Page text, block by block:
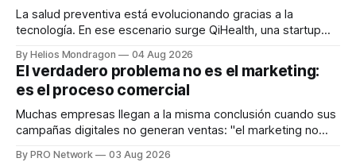
La salud preventiva está evolucionando gracias a la
tecnología. En ese escenario surge QiHealth, una startup
dispositivos inteligentes, inteligencia artificial y monitoreo
en tiempo real para ayudar a las personas a tomar mejores
decisiones sobre su salud metabólica. Su propuesta busca
responder
By Helios Mondragon 04 Aug 2026
El verdadero problema no es el marketing:
es el proceso comercial
Muchas empresas llegan a la misma conclusión cuando sus
campañas digitales no generan ventas: "el marketing no
By PRO Network 03 Aug 2026